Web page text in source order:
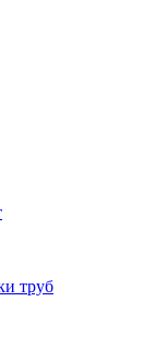
труб